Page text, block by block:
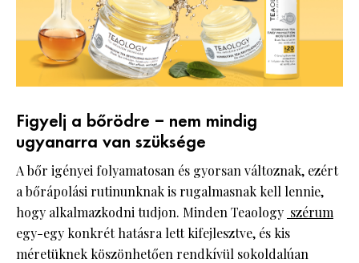
Figyelj a bőrödre – nem mindig
ugyanarra van szüksége
A bőr igényei folyamatosan és gyorsan változnak, ezért
a bőrápolási rutinunknak is rugalmasnak kell lennie,
hogy alkalmazkodni tudjon. Minden Teaology szérum
egy-egy konkrét hatásra lett kifejlesztve, és kis
méretüknek köszönhetően rendkívül sokoldalúan